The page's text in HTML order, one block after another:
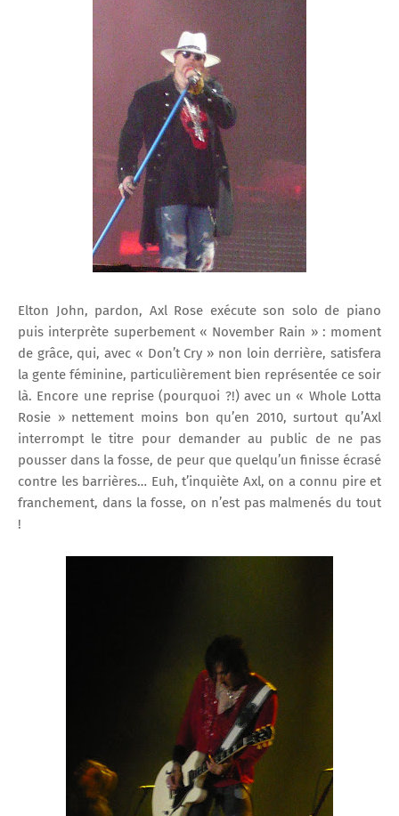
Elton John, pardon, Axl Rose exécute son solo de piano
puis interprète superbement « November Rain » : moment
de grâce, qui, avec « Don’t Cry » non loin derrière, satisfera
la gente féminine, particulièrement bien représentée ce soir
là. Encore une reprise (pourquoi ?!) avec un « Whole Lotta
Rosie » nettement moins bon qu’en 2010, surtout qu’Axl
interrompt le titre pour demander au public de ne pas
pousser dans la fosse, de peur que quelqu’un finisse écrasé
contre les barrières… Euh, t’inquiète Axl, on a connu pire et
franchement, dans la fosse, on n’est pas malmenés du tout
!